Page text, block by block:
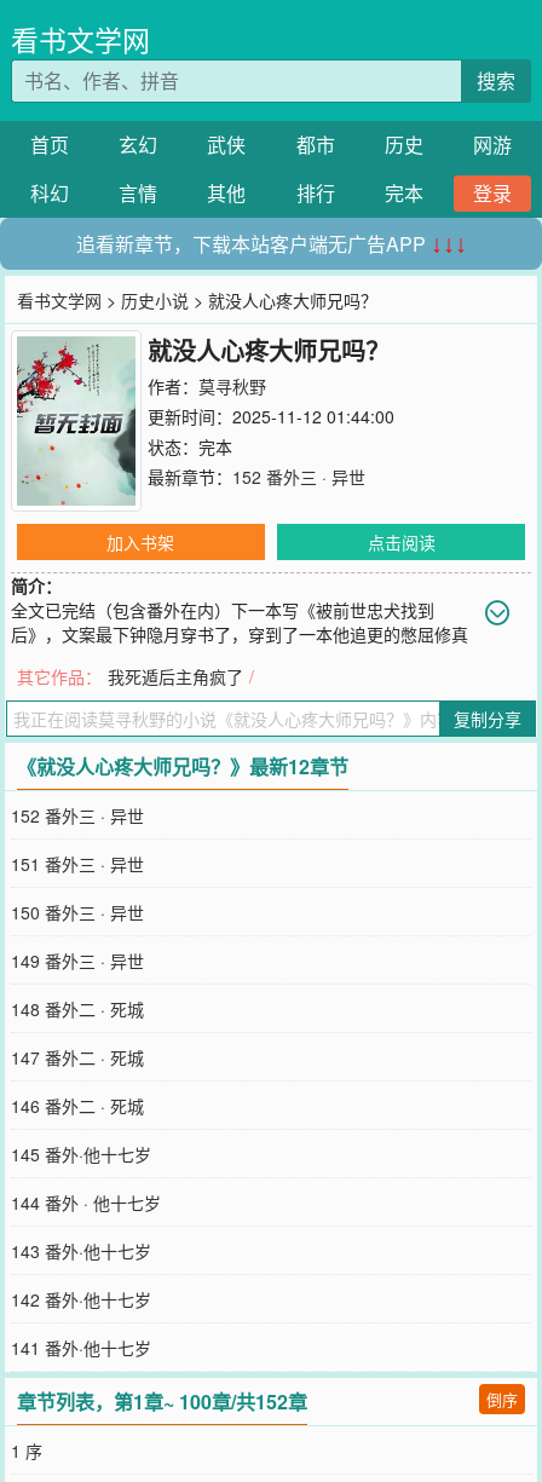
看书文学网
搜索
首页 玄幻 武侠 都市 历史
网游
科幻
言情 其他 排行 完本
登录
追看新章节，下载本站客户端无广告APP ↓↓↓
看书文学网 > 历史小说 > 就没人心疼大师兄吗？
就没人心疼大师兄吗？
作者： 莫寻秋野
更新时间：2025-11-12 01:44:00
状态：完本
最新章节： 152 番外三 · 异世
加入书架
点击阅读
简介：
全文已完结（包含番外在内）下一本写《被前世忠犬找到
后》，文案最下钟隐月穿书了，穿到了一本他追更的憋屈修真
害，性命垂危。为了救活他，他的大师兄沈怅雪挺身而出，不顾危
险，为他上刀山下火海，冒死入秘境去取灵草。然而，沈怅雪却在回
山的路上不幸遇到了反派，被打了个半死，元丹半废。他奄奄一息地
回了山门，明明还能一救，师门却硬生生把他仙骨挖出，献祭为阵
眼，做了血阵救了主角，以至他被剥皮而死。沈怅雪挣扎着不乐意做
阵，旁人还说：你怎么如此不心疼你师弟！看书的钟隐月：？主角醒
来，还觉得沈怅雪做这一切理所当然。钟隐月：？？？？钟隐月吐血
三升：这帮白眼狼，这个颠文！怎么就没人心疼心疼他大师兄！？一
觉醒来，钟隐月就变成了书中主角门派里吊车尾的宗门长老。他立刻
奔出门去，找到了沈怅雪，抓住了他。钟隐月抓着他就喊：兄弟！你
听我说！我是穿书的！这里就一白眼狼门派啊你快走啊快跑啊他们会
把你都害死的你快远走高飞去吧！！沈怅雪：哦？×沈怅雪没走。钟隐
月心中着急，看他可怜，又想办法把他从主角师尊手底下过继到了自
己门中。然后，他渐渐发现事情不对劲了起来。那些本该憋屈到沈怅
雪头上的剧情，突然都跑到了主角和他原师尊头上。沈怅雪看着他的
笑容也逐渐不对劲了。直到钟隐月手腕上被对方扣上一把锁仙长情
咒。“师尊。”沈怅雪可怜兮兮地唤他道，“将徒儿锁起来罢。”惊恐万分
的钟隐月终于明白了。沈怅雪早就知道自己是书里的了。他重生的。
他白切黑。《被前世忠犬找到后》喻竹亭打小就做梦。梦做了十几
年，断断续续地做完整了。他梦到很久很久之前，有一个明国，明国
里有个太子。在敌国某日突然领军入侵杀了皇帝后，太子不幸被掳为
人质，打入地牢，受尽折磨。濒死之时，一个将军从北域赶回来，孤
身一人闯进敌营，硬是把太子殿下从守卫重重的地牢里捞出来了。将
军把人带进了山林里，给他包扎给他采药给他煮粥，想要就此和太子
隐居山中，不再出世，至少能好好活完一辈子。然而，敌国觊觎大将
军的实力，再次把太子给掳走了。还把人压在城楼上，拿刀架着脖
子，以此要挟他为敌国做事。他们承诺，只要将军帮他们占领旧国，
就把太子还给他。不过太子没两天就死在敌国的地牢里了。死的时
候，将军什么都不知道。也不知道将军那时在干什么，后来又怎么
了，因为喻竹亭从头到尾都是太子视角。再后来，因为从小体弱多病
命不好，算命的还说他是鬼食命。喻妈没办法，便去给他请了块儿佛
牌回来，嘱咐他无论发生什么都不要摘下来。但某个雨夜里，喻竹亭
走在夜路上，佛牌碎了。接着，街上路灯噼里啪啦全碎了。一片黑暗
其它作品： 我死遁后主角疯了 /
复制分享
《就没人心疼大师兄吗？》最新12章节
152 番外三 · 异世
151 番外三 · 异世
150 番外三 · 异世
149 番外三 · 异世
148 番外二 · 死城
147 番外二 · 死城
146 番外二 · 死城
145 番外·他十七岁
144 番外 · 他十七岁
143 番外·他十七岁
142 番外·他十七岁
141 番外·他十七岁
章节列表，第1章~ 100章/共152章 倒序
1 序